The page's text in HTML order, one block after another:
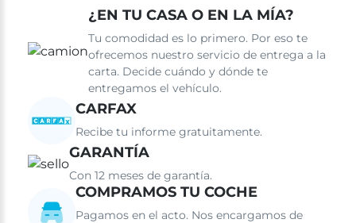
¿EN TU CASA O EN LA MÍA?
Tu comodidad es lo primero. Por eso te
ofrecemos nuestro servicio de entrega a la
carta. Decide cuándo y dónde te
entregamos el vehículo.
CARFAX
Recibe tu informe gratuitamente.
GARANTÍA
Con 12 meses de garantía.
COMPRAMOS TU COCHE
Pagamos en el acto. Nos encargamos de